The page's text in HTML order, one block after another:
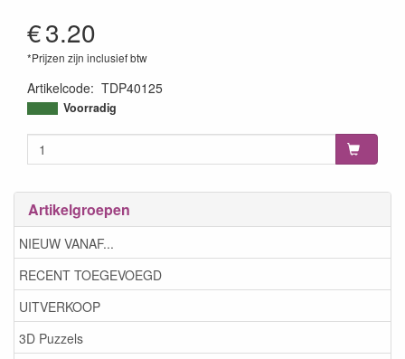
Artikelgroepen
NIEUW VANAF...
RECENT TOEGEVOEGD
UITVERKOOP
3D Puzzels
€3.20
*Prijzen zijn inclusief btw
Artikelcode: TDP40125
789541040125
Voorradig